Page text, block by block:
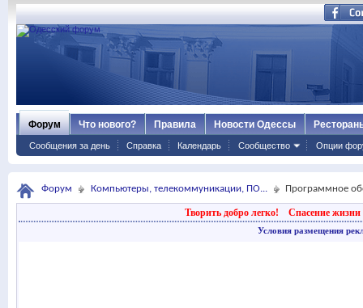
Форум
Сообщения за день Справка Календарь Сообщество Опции
Что нового? Правила Новости Одессы
Форум Компьютеры, телекоммуникации, ПО... Программное
Творить добро легко! Спасение жизни
Условия размещения